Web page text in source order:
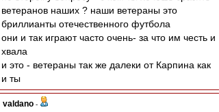
ветеранов наших ? наши ветераны это
бриллианты отечественного футбола
они и так играют часто очень- за что им честь и
хвала
и это - ветераны так же далеки от Карпина как
и ты
valdano -